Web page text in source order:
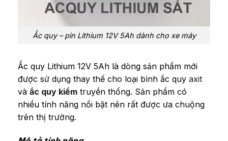
Ắc quy – pin Lithium 12V 5Ah dành cho xe máy
Ắc quy Lithium 12V 5Ah là dòng sản phẩm mới
được sử dụng thay thế cho loại bình ắc quy axit
và ắc quy kiềm truyền thống. Sản phẩm có
nhiều tính năng nổi bật nên rất được ưa chuộng
trên thị trường.